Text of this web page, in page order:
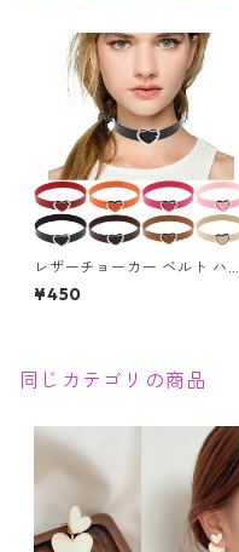
​レザーチョーカー ベルト ハー
ト型バックル タイプ ゴスロリ
パンク ブレスでも◎
¥450
同じカテゴリの商品